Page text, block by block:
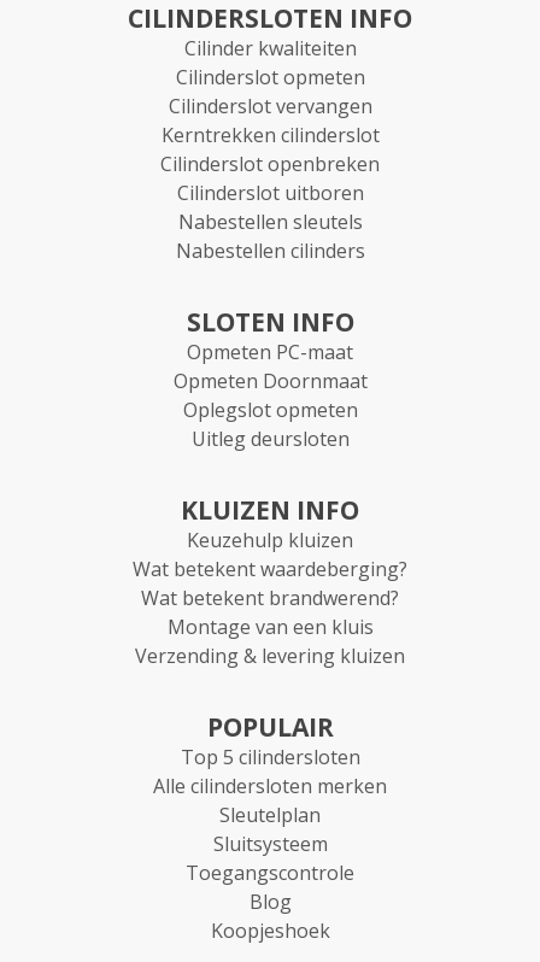
CILINDERSLOTEN INFO
Cilinder kwaliteiten
Cilinderslot opmeten
Cilinderslot vervangen
Kerntrekken cilinderslot
Cilinderslot openbreken
Cilinderslot uitboren
Nabestellen sleutels
Nabestellen cilinders
SLOTEN INFO
Opmeten PC-maat
Opmeten Doornmaat
Oplegslot opmeten
Uitleg deursloten
KLUIZEN INFO
Keuzehulp kluizen
Wat betekent waardeberging?
Wat betekent brandwerend?
Montage van een kluis
Verzending & levering kluizen
POPULAIR
Top 5 cilindersloten
Alle cilindersloten merken
Sleutelplan
Sluitsysteem
Toegangscontrole
Blog
Koopjeshoek